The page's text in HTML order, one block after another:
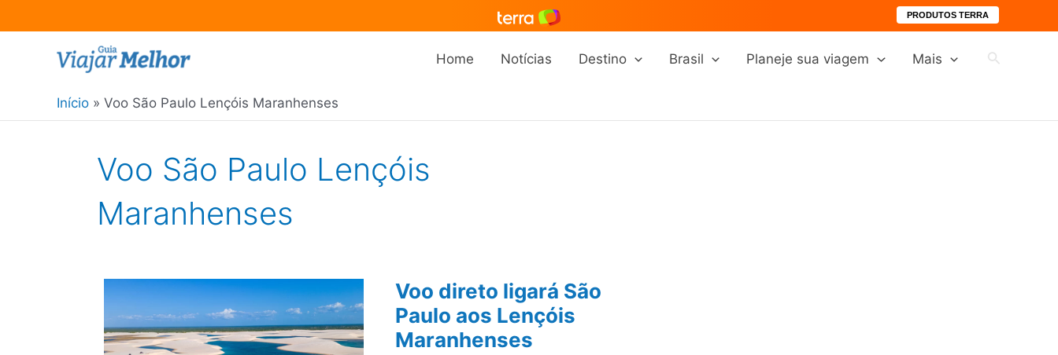
PRODUTOS TERRA
conteúdo
Home Notícias Destino Brasil Planeje sua viagem Mais Pesquisar
Início Voo São Paulo Lençóis Maranhenses
Voo São Paulo Lençóis
Maranhenses
Voo direto ligará São
Paulo aos Lençóis
Maranhenses